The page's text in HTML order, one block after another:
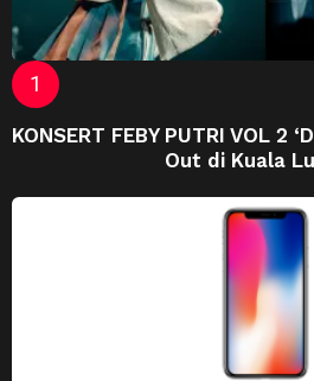
KONSERT FEBY PUTRI VOL 2
Out di Kuala